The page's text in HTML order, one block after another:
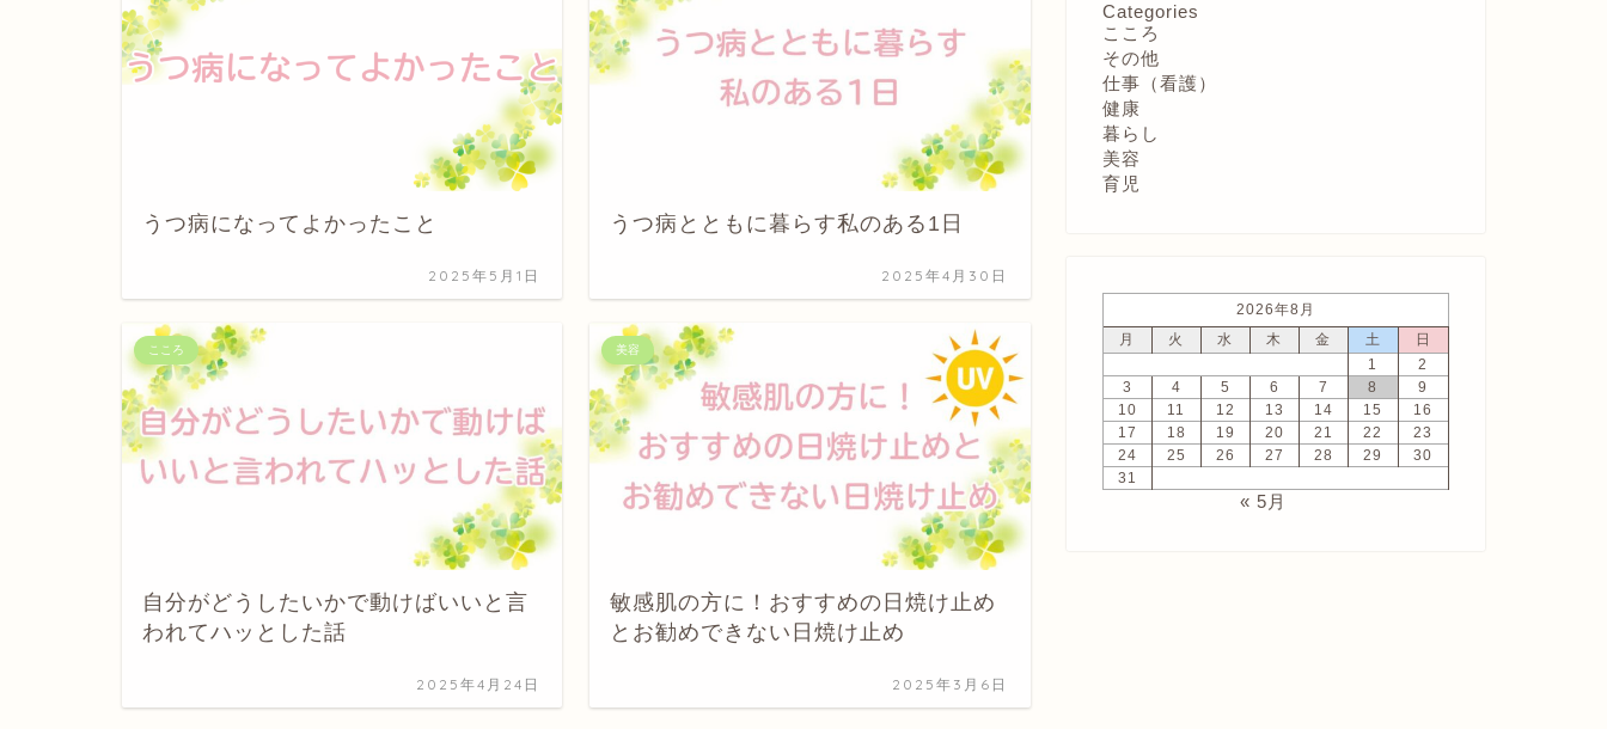
うつ病になってよかったこと
2025年5月1日
うつ病とともに暮らす私のある1日
2025年4月30日
こころ
自分がどうしたいかで動けばいいと言
われてハッとした話
2025年4月24日
美容
敏感肌の方に！おすすめの日焼け止め
とお勧めできない日焼け止め
2025年3月6日
Categories
こころ
その他
仕事（看護）
健康
暮らし
美容
育児
2026年8月
月
火 水 木 金 土
日
1
2
3
4 5 6 7 8
9
10
11 12 13 14 15
16
17
18 19 20 21 22
23
24
25 26 27 28 29
30
31
« 5月